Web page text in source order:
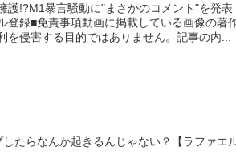
護!?M1暴言騒動に"まさかのコメント"を発表
録■免責事項動画に掲載している画像の著
を侵害する目的ではありません。記事の内...
たらなんか起きるんじゃない？【ラファエル